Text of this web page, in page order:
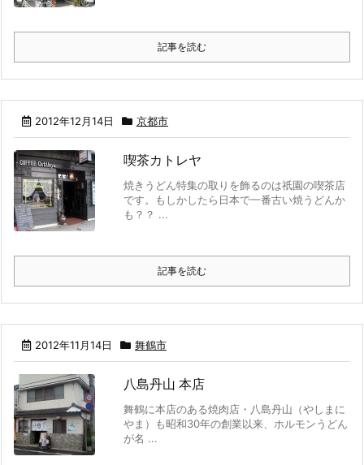
記事を読む
2012年12月14日 京都市
喫茶カトレヤ
焼きうどん特集の取りを飾るのは祇園の喫茶店
です。もしかしたら日本で一番古い焼うどんか
も？？ ...
記事を読む
2012年11月14日 舞鶴市
八島丹山 本店
舞鶴に本店のある焼肉店・八島丹山（やしまに
やま）も昭和30年の創業以来、ホルモンうどん
が名 ...